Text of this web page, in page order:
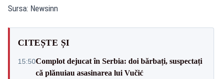
Sursa: Newsinn
CITEȘTE ȘI
15:50Complot dejucat în Serbia: doi bărbați, suspectați
că plănuiau asasinarea lui Vučić